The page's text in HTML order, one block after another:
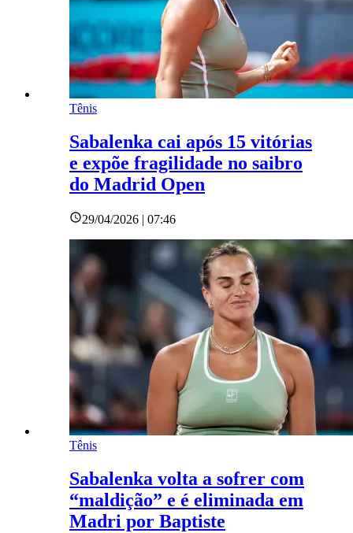
Tênis
Sabalenka cai após 15 vitórias
e expõe fragilidade no saibro
do Madrid Open
29/04/2026 | 07:46
Tênis
Sabalenka volta a sofrer com
“maldição” e é eliminada em
Madri por Baptiste